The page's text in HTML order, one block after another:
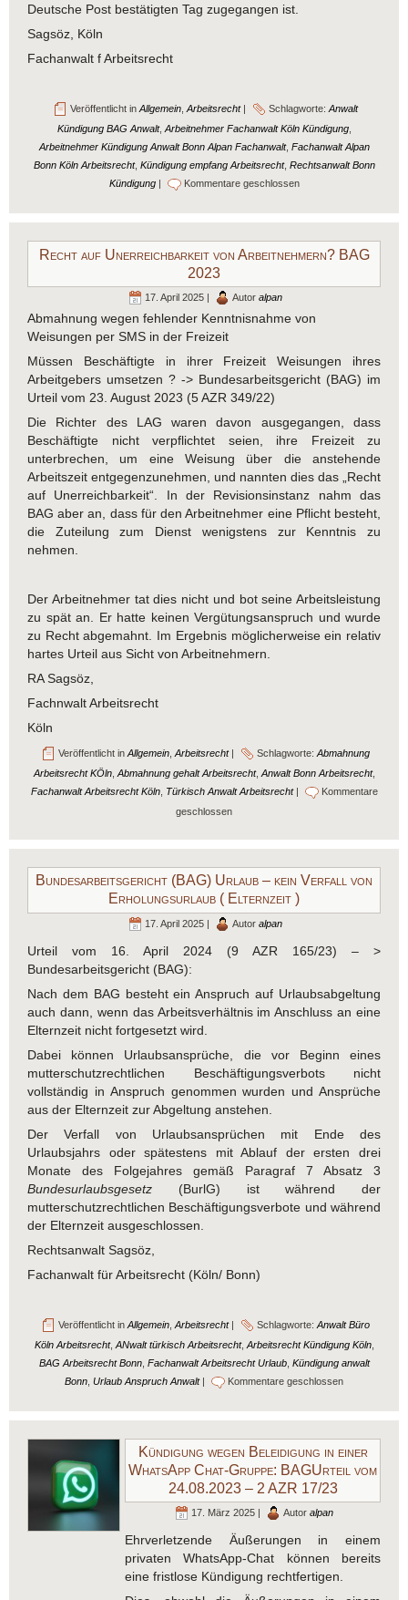
Deutsche Post bestätigten Tag zugegangen ist.
Sagsöz, Köln
Fachanwalt f Arbeitsrecht
Veröffentlicht in Allgemein Arbeitsrecht| Schlagworte: Anwalt
Kündigung BAG Anwalt, Arbeitnehmer Fachanwalt Köln Kündigung,
Arbeitnehmer Kündigung Anwalt Bonn Alpan Fachanwalt, Fachanwalt Alpan
Bonn Köln Arbeitsrecht, Kündigung empfang Arbeitsrecht, Rechtsanwalt Bonn
Kündigung| Kommentare geschlossen
Recht auf Unerreichbarkeit von Arbeitnehmern? BAG
2023
17. April 2025 | Autor alpan
Abmahnung wegen fehlender Kenntnisnahme von
Weisungen per SMS in der Freizeit
Müssen Beschäftigte in ihrer Freizeit Weisungen ihres
Arbeitgebers umsetzen ? -> Bundesarbeitsgericht (BAG) im
Urteil vom 23. August 2023 (5 AZR 349/22)
Die Richter des LAG waren davon ausgegangen, dass
Beschäftigte nicht verpflichtet seien, ihre Freizeit zu
unterbrechen, um eine Weisung über die anstehende
Arbeitszeit entgegenzunehmen, und nannten dies das „Recht
auf Unerreichbarkeit“. In der Revisionsinstanz nahm das
BAG aber an, dass für den Arbeitnehmer eine Pflicht besteht,
die Zuteilung zum Dienst wenigstens zur Kenntnis zu
nehmen.
Der Arbeitnehmer tat dies nicht und bot seine Arbeitsleistung
zu spät an. Er hatte keinen Vergütungsanspruch und wurde
zu Recht abgemahnt. Im Ergebnis möglicherweise ein relativ
hartes Urteil aus Sicht von Arbeitnehmern.
RA Sagsöz,
Fachnwalt Arbeitsrecht
Köln
Veröffentlicht in Allgemein Arbeitsrecht| Schlagworte: Abmahnung
Arbeitsrecht KÖln, Abmahnung gehalt Arbeitsrecht, Anwalt Bonn Arbeitsrecht,
Fachanwalt Arbeitsrecht Köln, Türkisch Anwalt Arbeitsrecht|
Kommentare
geschlossen
Bundesarbeitsgericht (BAG) Urlaub – kein Verfall von
Erholungsurlaub ( Elternzeit )
17. April 2025 | Autor alpan
Urteil vom 16. April 2024 (9 AZR 165/23) – >
Bundesarbeitsgericht (BAG):
Nach dem BAG besteht ein Anspruch auf Urlaubsabgeltung
auch dann, wenn das Arbeitsverhältnis im Anschluss an eine
Elternzeit nicht fortgesetzt wird.
Dabei können Urlaubsansprüche, die vor Beginn eines
mutterschutzrechtlichen Beschäftigungsverbots nicht
vollständig in Anspruch genommen wurden und Ansprüche
aus der Elternzeit zur Abgeltung anstehen.
Der Verfall von Urlaubsansprüchen mit Ende des
Urlaubsjahrs oder spätestens mit Ablauf der ersten drei
Monate des Folgejahres gemäß Paragraf 7 Absatz 3
Bundesurlaubsgesetz (BurlG) ist während der
mutterschutzrechtlichen Beschäftigungsverbote und während
der Elternzeit ausgeschlossen.
Rechtsanwalt Sagsöz,
Fachanwalt für Arbeitsrecht (Köln/ Bonn)
Veröffentlicht in Allgemein Arbeitsrecht| Schlagworte: Anwalt Büro
Köln Arbeitsrecht, ANwalt türkisch Arbeitsrecht, Arbeitsrecht Kündigung Köln,
BAG Arbeitsrecht Bonn, Fachanwalt Arbeitsrecht Urlaub, Kündigung anwalt
Bonn Urlaub Anspruch Anwalt| Kommentare geschlossen
Kündigung wegen Beleidigung in einer
WhatsApp Chat-Gruppe: BAGUrteil vom
24.08.2023 – 2 AZR 17/23
17. März 2025 | Autor alpan
Ehrverletzende Äußerungen in einem
privaten WhatsApp-Chat können bereits
eine fristlose Kündigung rechtfertigen.